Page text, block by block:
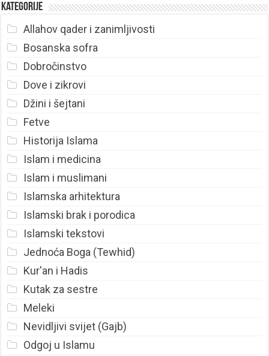
Kategorije
Allahov qader i zanimljivosti
Bosanska sofra
Dobročinstvo
Dove i zikrovi
Džini i šejtani
Fetve
Historija Islama
Islam i medicina
Islam i muslimani
Islamska arhitektura
Islamski brak i porodica
Islamski tekstovi
Jednoća Boga (Tewhid)
Kur'an i Hadis
Kutak za sestre
Meleki
Nevidljivi svijet (Gajb)
Odgoj u Islamu